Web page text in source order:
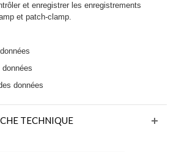
et enregistrer les enregistrements
et patch-clamp.
données
TECHNIQUE